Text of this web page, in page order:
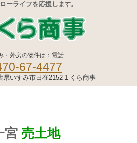
ーライフを応援します。
・外房の物件は：電話
67-4477
県いすみ市日在2152-1 くら商事
宮 売土地